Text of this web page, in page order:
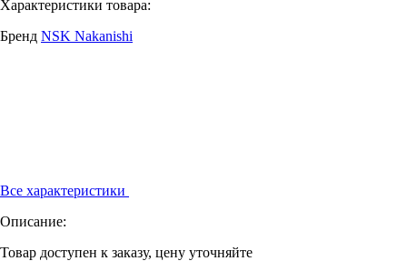
Характеристики товара:
Бренд NSK Nakanishi
Все характеристики
Описание:
Товар доступен к заказу, цену уточняйте